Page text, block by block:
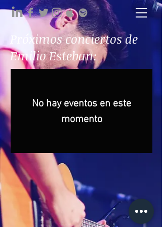
Próximos conciertos de
Emilio Esteban:
No hay eventos en este
momento